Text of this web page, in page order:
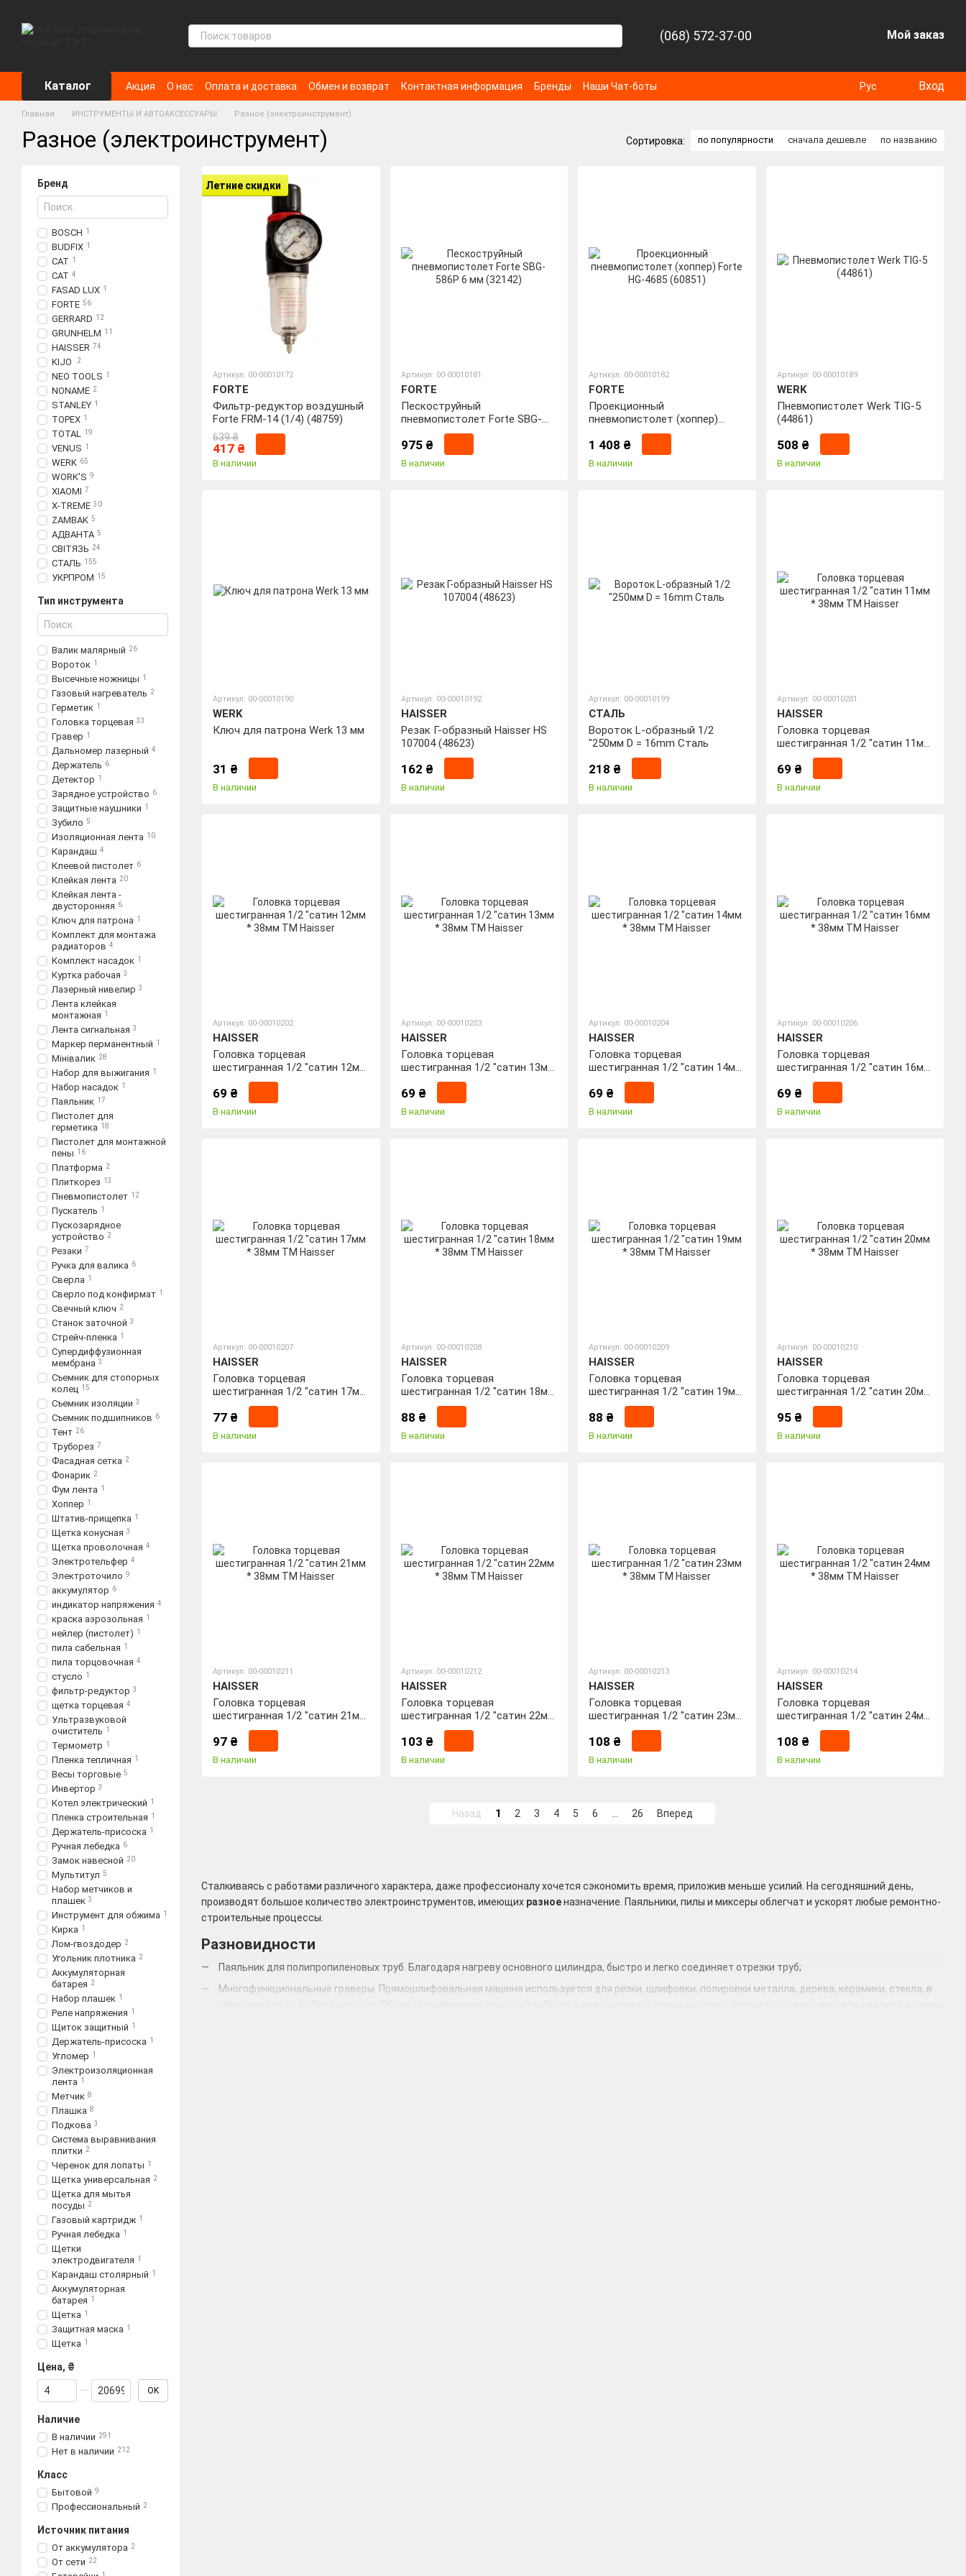
(068) 572-37-00 Мой заказ
Каталог Акция О нас Оплата и доставка Обмен и возврат Контактная информация Бренды Наши Чат-боты Рус Вход
Главная ИНСТРУМЕНТЫ И АВТОАКСЕССУАРЫ Разное (электроинструмент)
Разное (электроинструмент) Сортировка: по популярности сначала дешевле по названию
Сталкиваясь с работами различного характера, даже профессионалу хочется сэкономить время, приложив меньше усилий. На сегодняшний день,
производят большое количество электроинструментов, имеющих разноеназначение. Паяльники, пилы и миксеры облегчат и ускорят любые ремонтно-
строительные процессы.
Разновидности
Паяльник для полипропиленовых труб. Благодаря нагреву основного цилиндра, быстро и легко соединяет отрезки труб;
Многофункциональные граверы. Прямошлифовальная машина используется для резки, шлифовки, полировки металла, дерева, керамики, стекла, в
Летние скидки
Артикул: 00-00010172
FORTE
Фильтр-редуктор воздушный
Forte FRM-14 (1/4) (48759)
639 ₴
417 ₴
В наличии
Артикул: 00-00010181
FORTE
Пескоструйный
пневмопистолет Forte SBG-
586P 6 мм (32142)
975 ₴
В наличии
Артикул: 00-00010182
FORTE
Проекционный
пневмопистолет (хоппер)
Forte HG-4685 (60851)
1 408 ₴
В наличии
Артикул: 00-00010189
WERK
Пневмопистолет Werk TIG-5
(44861)
508 ₴
В наличии
Артикул: 00-00010190
WERK
Ключ для патрона Werk 13 мм
31 ₴
В наличии
Артикул: 00-00010192
HAISSER
Резак Г-образный Haisser НS
107004 (48623)
162 ₴
В наличии
Артикул: 00-00010199
СТАЛЬ
Вороток L-образный 1/2
"250мм D = 16mm Сталь
218 ₴
В наличии
Артикул: 00-00010201
HAISSER
Головка торцевая
шестигранная 1/2 "сатин 11мм
* 38мм ТМ Haisser
69 ₴
В наличии
Артикул: 00-00010202
HAISSER
Головка торцевая
шестигранная 1/2 "сатин 12мм
* 38мм ТМ Haisser
69 ₴
В наличии
Артикул: 00-00010203
HAISSER
Головка торцевая
шестигранная 1/2 "сатин 13мм
* 38мм ТМ Haisser
69 ₴
В наличии
Артикул: 00-00010204
HAISSER
Головка торцевая
шестигранная 1/2 "сатин 14мм
* 38мм ТМ Haisser
69 ₴
В наличии
Артикул: 00-00010206
HAISSER
Головка торцевая
шестигранная 1/2 "сатин 16мм
* 38мм ТМ Haisser
69 ₴
В наличии
Артикул: 00-00010207
HAISSER
Головка торцевая
шестигранная 1/2 "сатин 17мм
* 38мм ТМ Haisser
77 ₴
В наличии
Артикул: 00-00010208
HAISSER
Головка торцевая
шестигранная 1/2 "сатин 18мм
* 38мм ТМ Haisser
88 ₴
В наличии
Артикул: 00-00010209
HAISSER
Головка торцевая
шестигранная 1/2 "сатин 19мм
* 38мм ТМ Haisser
88 ₴
В наличии
Артикул: 00-00010210
HAISSER
Головка торцевая
шестигранная 1/2 "сатин 20мм
* 38мм ТМ Haisser
95 ₴
В наличии
Артикул: 00-00010211
HAISSER
Головка торцевая
шестигранная 1/2 "сатин 21мм
* 38мм ТМ Haisser
97 ₴
В наличии
Артикул: 00-00010212
HAISSER
Головка торцевая
шестигранная 1/2 "сатин 22мм
* 38мм ТМ Haisser
103 ₴
В наличии
Артикул: 00-00010213
HAISSER
Головка торцевая
шестигранная 1/2 "сатин 23мм
* 38мм ТМ Haisser
108 ₴
В наличии
Артикул: 00-00010214
HAISSER
Головка торцевая
шестигранная 1/2 "сатин 24мм
* 38мм ТМ Haisser
108 ₴
В наличии
Назад 1 2 3 4 5 6 26 Вперед
Бренд
BOSCH 1
BUDFIX 1
CAT 1
CAT 4
FASAD LUX 1
FORTE 56
GERRARD 12
GRUNHELM 11
HAISSER 74
KIJO 2
NEO TOOLS 1
NONAME 2
STANLEY 1
TOPEX 1
TOTAL 19
VENUS 1
WERK 65
WORK'S 9
XIAOMI 7
X-TREME 30
ZAMBAK 5
АДВАНТА 5
СВІТЯЗЬ 24
СТАЛЬ 155
УКРПРОМ 15
Тип инструмента
Валик малярный 26
Вороток 1
Высечные ножницы 1
Газовый нагреватель 2
Герметик 1
Головка торцевая 33
Гравер 1
Дальномер лазерный 4
Держатель 6
Детектор 1
Зарядное устройство 6
Защитные наушники 1
Зубило 5
Изоляционная лента 10
Карандаш 4
Клеевой пистолет 6
Клейкая лента 20
Клейкая лента -
двусторонняя 6
Ключ для патрона 1
Комплект для монтажа
радиаторов 4
Комплект насадок 1
Куртка рабочая 3
Лазерный нивелир 3
Лента клейкая
монтажная 1
Лента сигнальная 3
Маркер перманентный 1
Мінівалик 28
Набор для выжигания 1
Набор насадок 1
Паяльник 17
Пистолет для
герметика 18
Пистолет для монтажной
пены 16
Платформа 2
Плиткорез 13
Пневмопистолет 12
Пускатель 1
Пускозарядное
устройство 2
Резаки 7
Ручка для валика 6
Сверла 1
Сверло под конфирмат 1
Свечный ключ 2
Станок заточной 3
Стрейч-пленка 1
Супердиффузионная
мембрана 3
Съемник для стопорных
колец 15
Съемник изоляции 3
Съемник подшипников 6
Тент 26
Труборез 7
Фасадная сетка 2
Фонарик 2
Фум лента 1
Хоппер 1
Штатив-прищепка 1
Щетка конусная 3
Щетка проволочная 4
Электротельфер 4
Электроточило 9
аккумулятор 6
индикатор напряжения 4
краска аэрозольная 1
нейлер (пистолет) 1
пила сабельная 1
пила торцовочная 4
стусло 1
фильтр-редуктор 3
щетка торцевая 4
Ультразвуковой
очиститель 1
Термометр 1
Пленка тепличная 1
Весы торговые 5
Инвертор 3
Котел электрический 1
Пленка строительная 1
Держатель-присоска 1
Ручная лебедка 6
Замок навесной 20
Мультитул 5
Набор метчиков и
плашек 3
Инструмент для обжима 1
Кирка 1
Лом-гвоздодер 2
Угольник плотника 2
Аккумуляторная
батарея 2
Набор плашек 1
Реле напряжения 1
Щиток защитный 1
Держатель-присоска 1
Угломер 1
Электроизоляционная
лента 1
Метчик 8
Плашка 8
Подкова 3
Система выравнивания
плитки 2
Черенок для лопаты 1
Щетка универсальная 2
Щетка для мытья
посуды 2
Газовый картридж 1
Ручная лебедка 1
Щетки
электродвигателя 1
Карандаш столярный 1
Аккумуляторная
батарея 1
Щетка 1
Защитная маска 1
Щетка 1
Цена, ₴
От Цена, ₴
До Цена, ₴ OK
Наличие
В наличии 291
Нет в наличии 212
Класс
Бытовой 9
Профессиональный 2
Источник питания
От аккумулятора 2
От сети 22